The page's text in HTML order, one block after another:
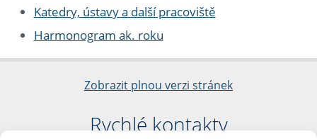
Katedry, ústavy a další pracoviště
Harmonogram ak. roku
Zobrazit plnou verzi stránek
Rychlé kontakty